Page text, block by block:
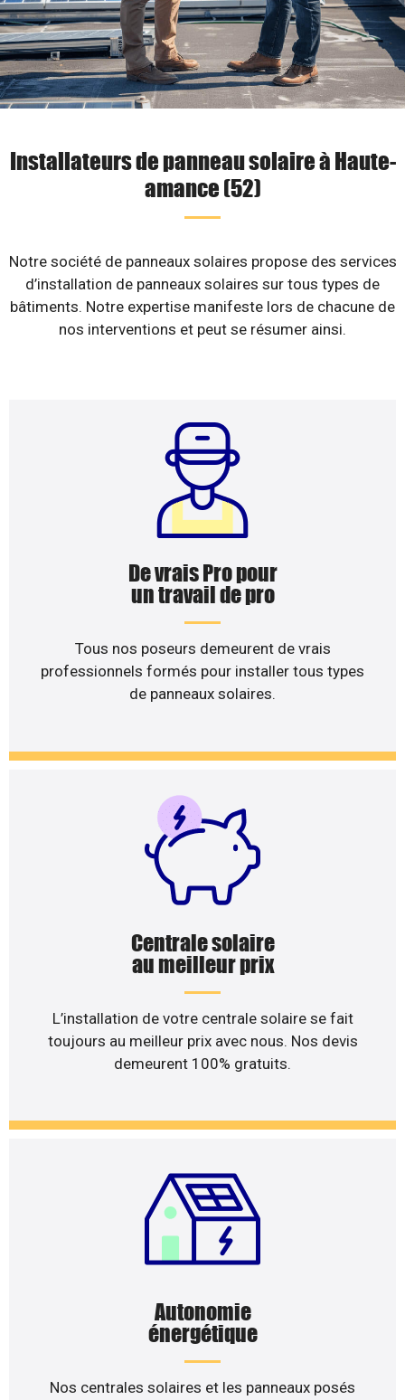
Installateurs de panneau solaire à Haute-
amance (52)
Notre société de panneaux solaires propose des services
d’installation de panneaux solaires sur tous types de
bâtiments. Notre expertise manifeste lors de chacune de
nos interventions et peut se résumer ainsi.
De vrais Pro pour
un travail de pro
Tous nos poseurs demeurent de vrais
professionnels formés pour installer tous types
de panneaux solaires.
Centrale solaire
au meilleur prix
L’installation de votre centrale solaire se fait
toujours au meilleur prix avec nous. Nos devis
demeurent 100% gratuits.
Autonomie
énergétique
Nos centrales solaires et les panneaux posés